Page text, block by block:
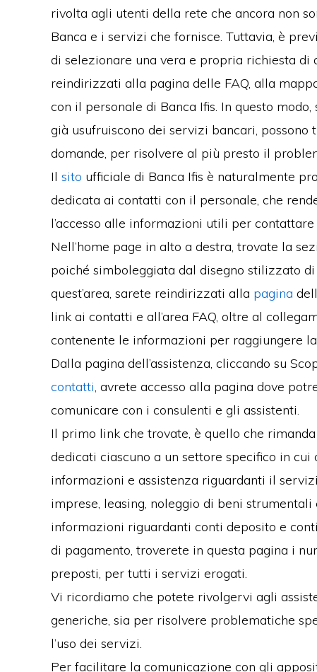
rivolta agli utenti della rete che ancora non
Banca e i servizi che fornisce. Tuttavia, è
di selezionare una vera e propria richiesta di
reindirizzati alla pagina delle FAQ, alla
con il personale di Banca Ifis. In questo
già usufruiscono dei servizi bancari,
domande, per risolvere al più presto il
Il sito ufficiale di Banca Ifis è naturalmente
dedicata ai contatti con il personale, che
l’accesso alle informazioni utili per
Nell’home page in alto a destra, trovate la
poiché simboleggiata dal disegno stilizzato
quest’area, sarete reindirizzati alla pagina
link ai contatti e all’area FAQ, oltre al
contenente le informazioni per raggiungere
Dalla pagina dell’assistenza, cliccando su
contatti, avrete accesso alla pagina dove
comunicare con i consulenti e gli assistenti.
Il primo link che trovate, è quello che
dedicati ciascuno a un settore specifico in
informazioni e assistenza riguardanti il
imprese, leasing, noleggio di beni
informazioni riguardanti conti deposito e
di pagamento, troverete in questa pagina i
preposti, per tutti i servizi erogati.
Vi ricordiamo che potete rivolgervi agli
generiche, sia per risolvere problematiche
l’uso dei servizi.
Per facilitare la comunicazione con gli